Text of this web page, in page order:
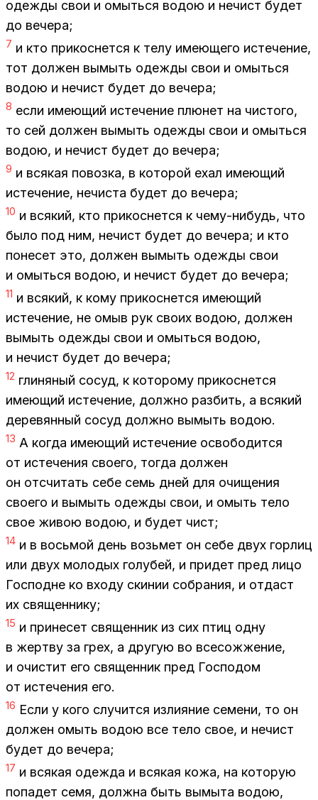
одеж­ды свои и омыть­ся во­дою и нечист бу­дет
до ве­че­ра;
7 и кто при­кос­нет­ся к телу име­ю­ще­го ис­те­че­ние,
тот дол­жен вы­мыть одеж­ды свои и омыть­ся
во­дою и нечист бу­дет до ве­че­ра;
8 если име­ю­щий ис­те­че­ние плю­нет на чи­сто­го,
то сей дол­жен вы­мыть одеж­ды свои и омыть­ся
во­дою, и нечист бу­дет до ве­че­ра;
9 и вся­кая по­воз­ка, в ко­то­рой ехал име­ю­щий
ис­те­че­ние, нечи­ста бу­дет до ве­че­ра;
10 и вся­кий, кто при­кос­нет­ся к чему-ни­будь, что
было под ним, нечист бу­дет до ве­че­ра; и кто
по­не­сет это, дол­жен вы­мыть одеж­ды свои
и омыть­ся во­дою, и нечист бу­дет до ве­че­ра;
11 и вся­кий, к кому при­кос­нет­ся име­ю­щий
ис­те­че­ние, не омыв рук сво­их во­дою, дол­жен
вы­мыть одеж­ды свои и омыть­ся во­дою,
и нечист бу­дет до ве­че­ра;
12 гли­ня­ный со­суд, к ко­то­ро­му при­кос­нет­ся
име­ю­щий ис­те­че­ние, долж­но раз­бить, а вся­кий
де­ре­вян­ный со­суд долж­но вы­мыть во­дою.
13 А ко­гда име­ю­щий ис­те­че­ние осво­бо­дит­ся
от ис­те­че­ния сво­е­го, то­гда дол­жен
он от­счи­тать себе семь дней для очи­ще­ния
сво­е­го и вы­мыть одеж­ды свои, и омыть тело
свое жи­вою во­дою, и бу­дет чист;
14 и в вось­мой день возь­мет он себе двух гор­лиц
или двух мо­ло­дых го­лу­бей, и при­дет пред лицо
Гос­подне ко вхо­ду ски­нии со­бра­ния, и от­даст
их свя­щен­ни­ку;
15 и при­не­сет свя­щен­ник из сих птиц одну
в жерт­ву за грех, а дру­гую во все­со­жже­ние,
и очи­стит его свя­щен­ник пред Гос­по­дом
от ис­те­че­ния его.
16 Если у кого слу­чит­ся из­ли­я­ние се­ме­ни, то он
дол­жен омыть во­дою все тело свое, и нечист
бу­дет до ве­че­ра;
17 и вся­кая одеж­да и вся­кая кожа, на ко­то­рую
по­па­дет семя, долж­на быть вы­мы­та во­дою,